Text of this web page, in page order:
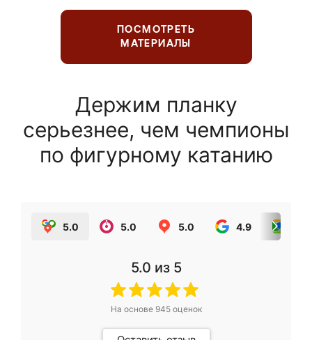
ПОСМОТРЕТЬ
МАТЕРИАЛЫ
Держим планку
серьезнее, чем чемпионы
по фигурному катанию
5.0 5.0 5.0 4.9
5.0 из 5
На основе 945оценок